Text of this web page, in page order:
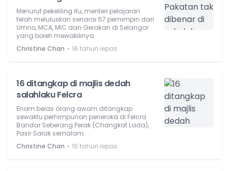
Menurut pekeliling itu, menteri pelajaran
telah meluluskan senarai 57 pemimpin dari
Umno, MCA, MIC dan Gerakan di Selangor
yang boleh mewakilinya.
Christine Chan ⋅ 16 tahun lepas
16 ditangkap di majlis dedah
salahlaku Felcra
Enam belas orang awam ditangkap
sewaktu perhimpunan peneroka di Felcra
Bandar Seberang Perak (Changkat Lada),
Pasir Salak semalam.
Christine Chan ⋅ 16 tahun lepas